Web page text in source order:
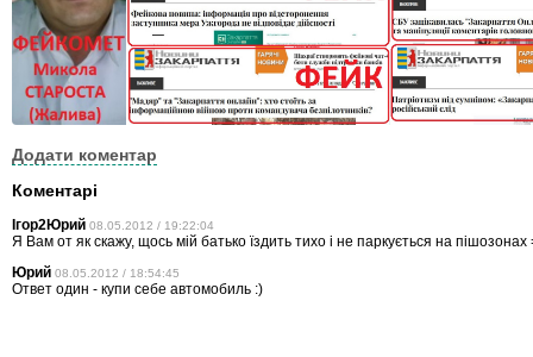
Додати коментар
Коментарі
Ігор2Юрий 08.05.2012 / 19:22:04
Я Вам от як скажу, щось мій батько їздить тихо і не паркується на пішозонах
Юрий 08.05.2012 / 18:54:45
Ответ один - купи себе автомобиль :)